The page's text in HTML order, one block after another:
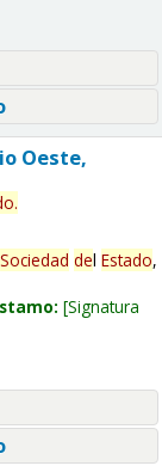
Oeste,
.
Sociedad del Estado,
Signatura